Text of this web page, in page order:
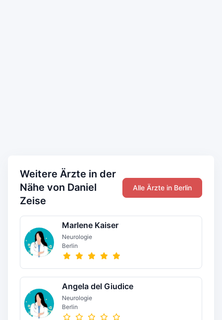
Weitere Ärzte in der
Nähe von Daniel
Zeise
Alle Ärzte in Berlin
Marlene Kaiser
Neurologie
Berlin
Angela del Giudice
Neurologie
Berlin